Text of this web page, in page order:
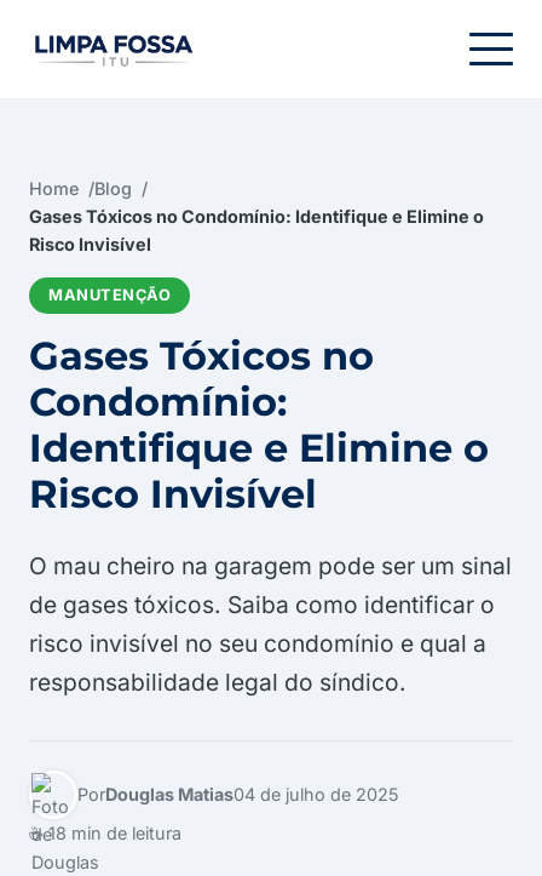
Home
Blog
Gases Tóxicos no Condomínio: Identifique e Elimine o
Risco Invisível
MANUTENÇÃO
Gases Tóxicos no
Condomínio:
Identifique e Elimine o
Risco Invisível
O mau cheiro na garagem pode ser um sinal
de gases tóxicos. Saiba como identificar o
risco invisível no seu condomínio e qual a
responsabilidade legal do síndico.
PorDouglas Matias04 de julho de 2025
☕ 18 min de leitura